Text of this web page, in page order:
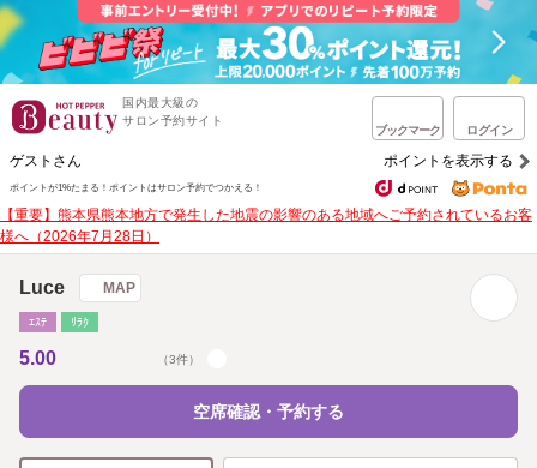
国内最大級の
サロン予約サイト
ブックマーク ログイン
ゲストさん ポイントを表示する
ポイントが1%たまる！ ポイントはサロン予約でつかえる！
【重要】熊本県熊本地方で発生した地震の影響のある地域へご予約されているお客
様へ（2026年7月28日）
Luce MAP
ｴｽﾃ ﾘﾗｸ
5.00 （3件）
空席確認・予約する